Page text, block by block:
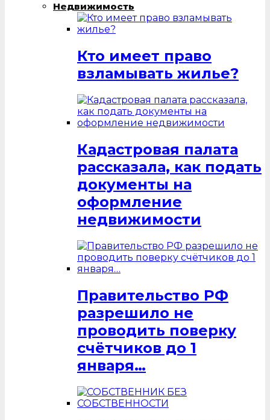
Недвижимость
Кто имеет право
взламывать жилье?
Кадастровая палата
рассказала, как подать
документы на
оформление
недвижимости
Правительство РФ
разрешило не
проводить поверку
счётчиков до 1
января…